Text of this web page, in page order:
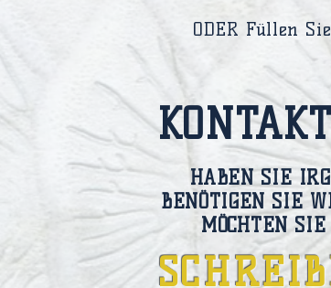
ODER Füllen
HABEN SIE
BENÖTIGEN SIE
MÖCHTEN